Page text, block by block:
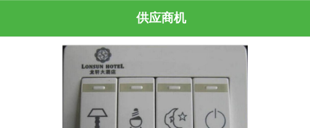
供应商机